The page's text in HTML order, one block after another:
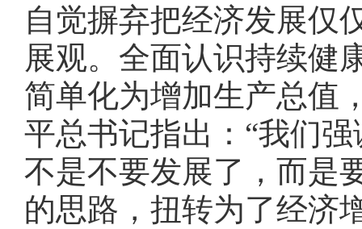
自觉摒弃把经济发展仅
展观。全面认识持续健
简单化为增加生产总值
平总书记指出：“我们
不是不要发展了，而是
的思路，扭转为了经济